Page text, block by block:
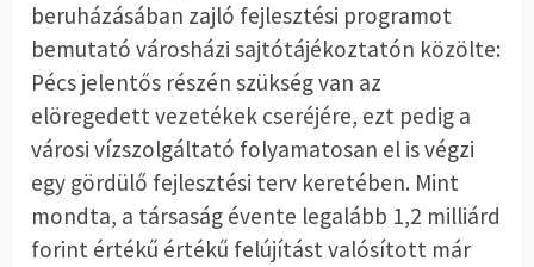
beruházásában zajló fejlesztési programot
bemutató városházi sajtótájékoztatón közölte:
Pécs jelentős részén szükség van az
elöregedett vezetékek cseréjére, ezt pedig a
városi vízszolgáltató folyamatosan el is végzi
egy gördülő fejlesztési terv keretében. Mint
mondta, a társaság évente legalább 1,2 milliárd
forint értékű értékű felújítást valósított már